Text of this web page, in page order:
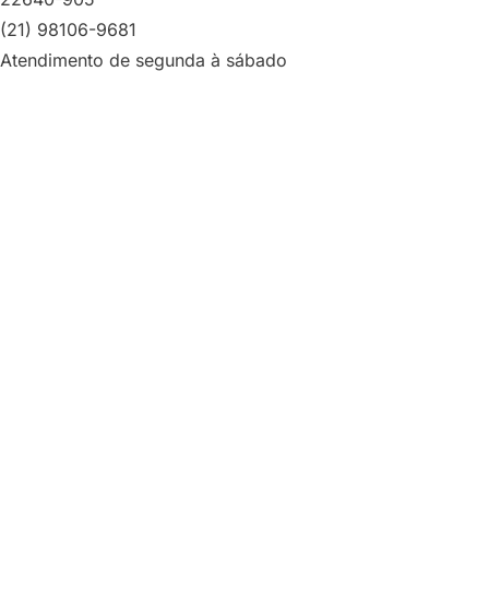
(21) 98106-9681
Atendimento de segunda à sábado